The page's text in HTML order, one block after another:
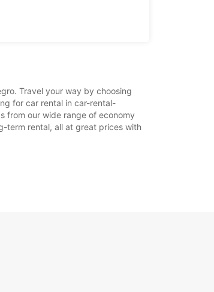
Travel your way by choosing
for car rental in car-rental-
from our wide range of economy
term rental, all at great prices with